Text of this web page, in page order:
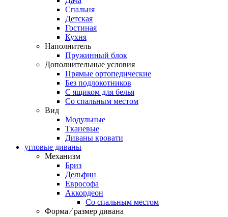
Спальня
Детская
Гостиная
Кухня
Наполнитель
Пружинный блок
Дополнительные условия
Прямые ортопедические
Без подлокотников
С ящиком для белья
Со спальным местом
Вид
Модульные
Тканевые
Диваны кровати
угловые диваны
Механизм
Бриз
Дельфин
Еврософа
Аккордеон
Со спальным местом
Форма ⁄ размер дивана